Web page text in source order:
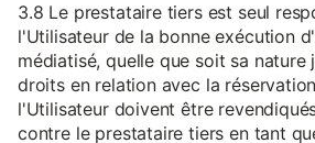
3.8 Le prestataire tiers est seul
l'Utilisateur de la bonne exécution
médiatisé, quelle que soit sa nature
droits en relation avec la
l'Utilisateur doivent être
contre le prestataire tiers en tant